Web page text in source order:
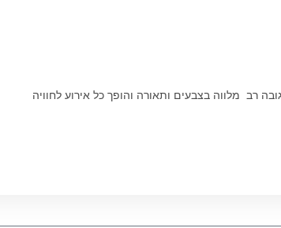
רב מלווה בצבעים ותאורה והופך כל אירוע לחוויה